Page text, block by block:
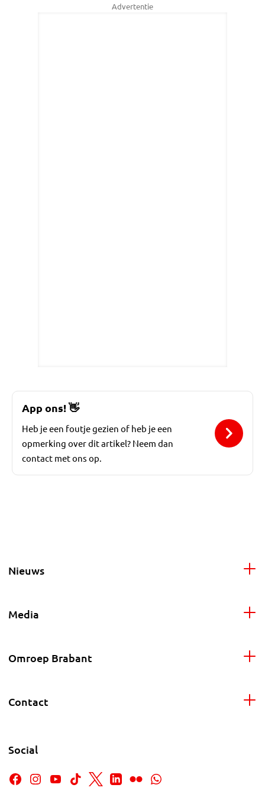
Advertentie
App ons!👋
Heb je een foutje gezien of heb je een
opmerking over dit artikel? Neem dan
contact met ons op.
Nieuws
Media
Omroep Brabant
Contact
Social